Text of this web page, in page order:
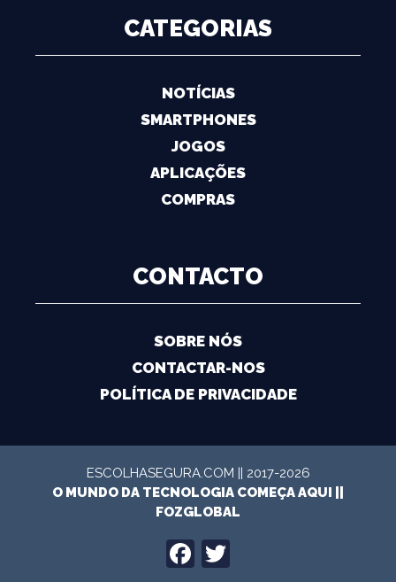
CATEGORIAS
NOTÍCIAS
SMARTPHONES
JOGOS
APLICAÇÕES
COMPRAS
CONTACTO
SOBRE NÓS
CONTACTAR-NOS
POLÍTICA DE PRIVACIDADE
ESCOLHASEGURA.COM || 2017-2026
O MUNDO DA TECNOLOGIA COMEÇA AQUI ||
FOZGLOBAL
FACEBOOK